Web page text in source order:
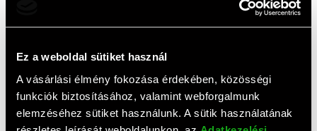
Ez a weboldal sütiket használ
A vásárlási élmény fokozása érdekében, közösségi
funkciók biztosításához, valamint webforgalmunk
elemzéséhez sütiket használunk. A sütik használatának
1 2
Top termékek